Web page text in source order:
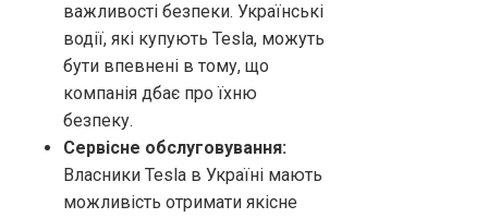
важливості безпеки. Українські
водії, які купують Tesla, можуть
бути впевнені в тому, що
компанія дбає про їхню
безпеку.
Сервісне обслуговування:
Власники Tesla в Україні мають
можливість отримати якісне